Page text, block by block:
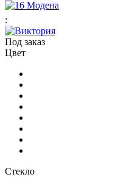
:
Под заказ
Цвет
Стекло